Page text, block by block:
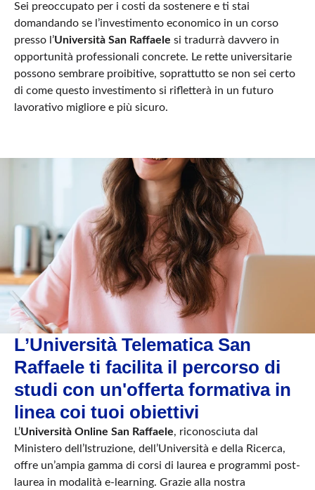
Sei preoccupato per i costi da sostenere e ti stai
domandando se l’investimento economico in un corso
presso l’Università San Raffaele si tradurrà davvero in
opportunità professionali concrete. Le rette universitarie
possono sembrare proibitive, soprattutto se non sei certo
di come questo investimento si rifletterà in un futuro
lavorativo migliore e più sicuro.
L’Università Telematica San
Raffaele ti facilita il percorso di
studi con un'offerta formativa in
linea coi tuoi obiettivi
L’Università Online San Raffaele, riconosciuta dal
Ministero dell’Istruzione, dell’Università e della Ricerca,
offre un’ampia gamma di corsi di laurea e programmi post-
laurea in modalità e-learning. Grazie alla nostra